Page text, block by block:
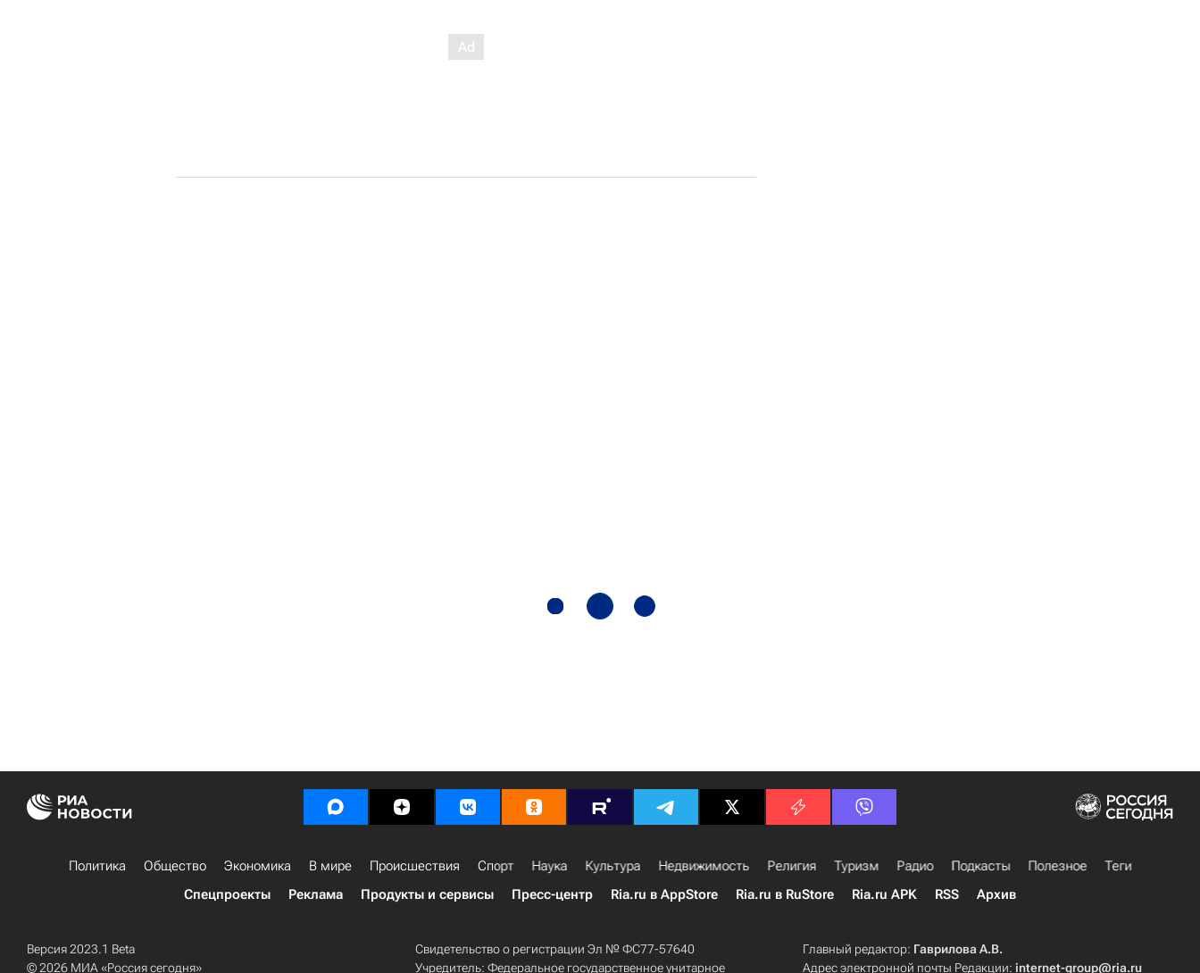
Политика Общество Экономика В мире Происшествия Спорт Наука Культура Недвижимость Религия Туризм Радио Подкасты Полезное
Теги
Спецпроекты
Реклама Продукты и сервисы Пресс-центр Ria.ru в AppStore Ria.ru в RuStore Ria.ru APK RSS Архив
Версия 2023.1 Beta
© 2026 МИА «Россия сегодня»
Свидетельство о регистрации Эл № ФС77-57640
Учредитель: Федеральное государственное унитарное
Главный редактор: Гаврилова А.В.
Адрес электронной почты Редакции:internet-group@ria.ru